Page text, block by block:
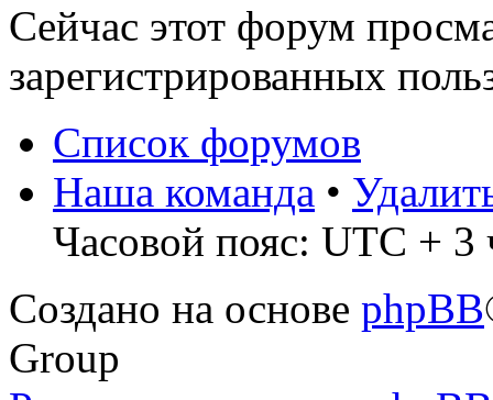
Сейчас этот форум
зарегистрированных
Список форумов
Наша команда •
Часовой пояс: UTC + 3
Создано на основе phpBB
Group